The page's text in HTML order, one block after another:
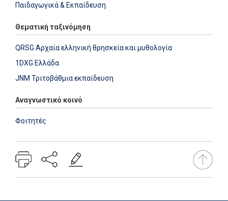
Παιδαγωγικά & Εκπαίδευση
Θεματική ταξινόμηση
QRSG Αρχαία ελληνική θρησκεία και μυθολογία
1DXG Ελλάδα
JNM Τριτοβάθμια εκπαίδευση
Αναγνωστικό κοινό
Φοιτητές